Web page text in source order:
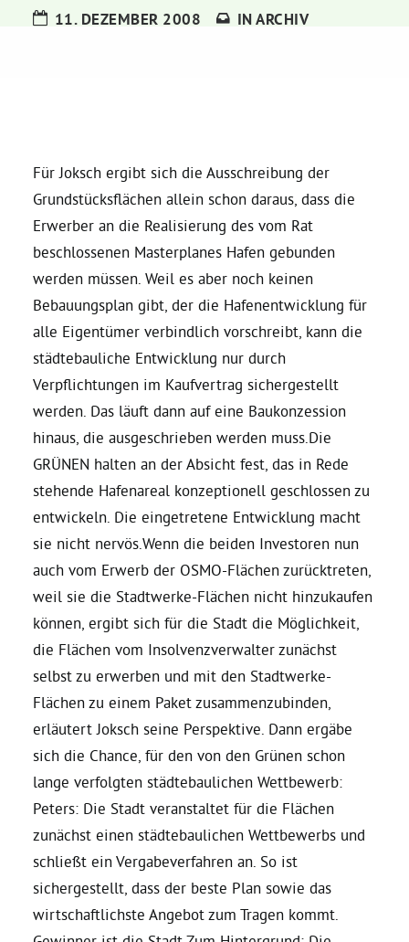
Daniel Freund, MdEP
Delegierte
Grüne im Rathaus
Ratsfraktion
Ratsanträge
Fraktionsgeschäftsstelle
Bezirksvertretungen
Aktiv werden
Arbeitsgruppen
Mitglied werden
Kommunalpolitik
Engagement-Sprechstunde
11. DEZEMBER 2008 INARCHIV
Für Joksch ergibt sich die Ausschreibung der
Grundstücksflächen allein schon daraus, dass die
Erwerber an die Realisierung des vom Rat
beschlossenen Masterplanes Hafen gebunden
werden müssen. Weil es aber noch keinen
Bebauungsplan gibt, der die Hafenentwicklung für
alle Eigentümer verbindlich vorschreibt, kann die
städtebauliche Entwicklung nur durch
Verpflichtungen im Kaufvertrag sichergestellt
werden. Das läuft dann auf eine Baukonzession
hinaus, die ausgeschrieben werden muss.Die
GRÜNEN halten an der Absicht fest, das in Rede
stehende Hafenareal konzeptionell geschlossen zu
entwickeln. Die eingetretene Entwicklung macht
sie nicht nervös.Wenn die beiden Investoren nun
auch vom Erwerb der OSMO-Flächen zurücktreten,
weil sie die Stadtwerke-Flächen nicht hinzukaufen
können, ergibt sich für die Stadt die Möglichkeit,
die Flächen vom Insolvenzverwalter zunächst
selbst zu erwerben und mit den Stadtwerke-
Flächen zu einem Paket zusammenzubinden,
erläutert Joksch seine Perspektive. Dann ergäbe
sich die Chance, für den von den Grünen schon
lange verfolgten städtebaulichen Wettbewerb:
Peters: Die Stadt veranstaltet für die Flächen
zunächst einen städtebaulichen Wettbewerbs und
schließt ein Vergabeverfahren an. So ist
sichergestellt, dass der beste Plan sowie das
wirtschaftlichste Angebot zum Tragen kommt.